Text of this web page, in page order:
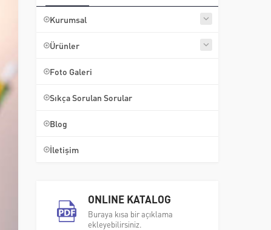
Kurumsal
Ürünler
Foto Galeri
Sıkça Sorulan Sorular
Blog
İletişim
ONLINE KATALOG
Buraya kısa bir açıklama
ekleyebilirsiniz.